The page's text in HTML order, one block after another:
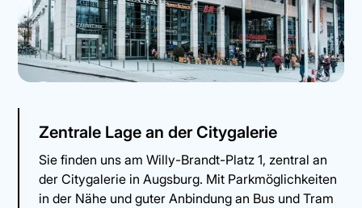
Zentrale Lage an der Citygalerie
Sie finden uns am Willy-Brandt-Platz 1, zentral an
der Citygalerie in Augsburg. Mit Parkmöglichkeiten
in der Nähe und guter Anbindung an Bus und Tram